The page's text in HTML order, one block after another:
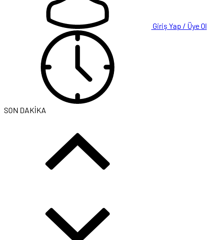
Giriş Yap / Üye Ol
SON DAKİKA